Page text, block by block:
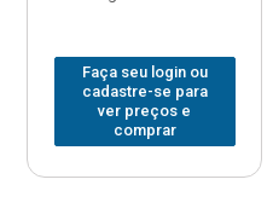
Faça seu login ou
cadastre-se para
ver preços e
comprar